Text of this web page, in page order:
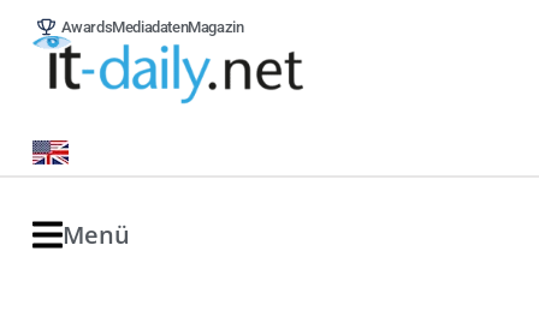
AwardsMediadatenMagazin
Menü